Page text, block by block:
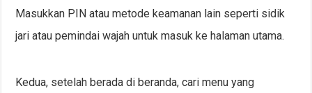
Masukkan PIN atau metode keamanan lain seperti sidik
jari atau pemindai wajah untuk masuk ke halaman utama.
Kedua, setelah berada di beranda, cari menu yang